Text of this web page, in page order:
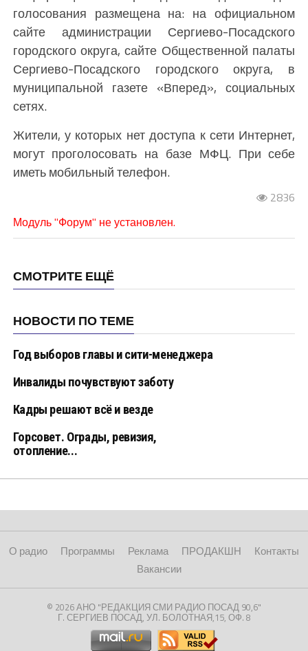
голосования размещена на: на официальном
сайте администрации Сергиево-Посадского
городского округа, сайте Общественной палаты
Сергиево-Посадского городского округа, в
муниципальной газете «Вперед», социальных
сетях.
Жители, у которых нет доступа к сети Интернет,
могут проголосовать на базе МФЦ. При себе
иметь мобильный телефон.
2836
Модуль "Форум" не установлен.
СМОТРИТЕ ЕЩЁ
НОВОСТИ ПО ТЕМЕ
Год выборов главы и сити-менеджера
Инвалиды почувствуют заботу
Кадры решают всё и везде
Горсовет. Ограды, ревизия,
отопление...
О радио Программы Реклама ПРОДАКШН
Контакты
Вакансии
© 2026 АНО "РЕДАКЦИЯ СМИ РАДИО ПОСАД 90,6"
Г. СЕРГИЕВ ПОСАД, УЛ. БОЛОТНАЯ,15, ОФ. 8